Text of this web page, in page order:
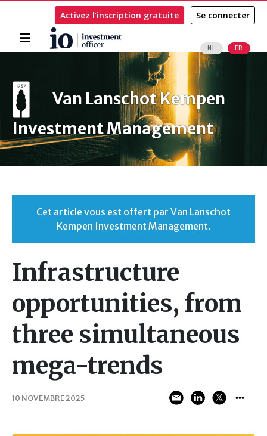
Accueil
NL FR
Activez l’inscription gratuite Se connecter
Van Lanschot Kempen
Investment Management
Cet article vous est offert par Van Lanschot
Kempen Investment Management.
Infrastructure
opportunities, from
three simultaneous
mega-trends
10 NOVEMBRE 2025